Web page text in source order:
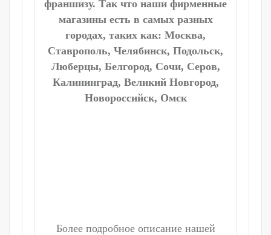
франшизу. Так что наши фирменные
магазины есть в самых разных
городах, таких как: Москва,
Ставрополь, Челябинск, Подольск,
Люберцы, Белгород, Сочи, Серов,
Калининград, Великий Новгород,
Новороссийск, Омск
Более подробное описание нашей